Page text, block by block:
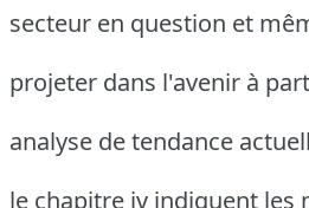
secteur en question et
projeter dans l'avenir à
analyse de tendance
le chapitre iv indiquent les